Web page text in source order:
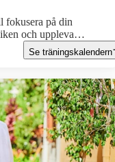
fokusera på din
och uppleva
Se träningskalendern